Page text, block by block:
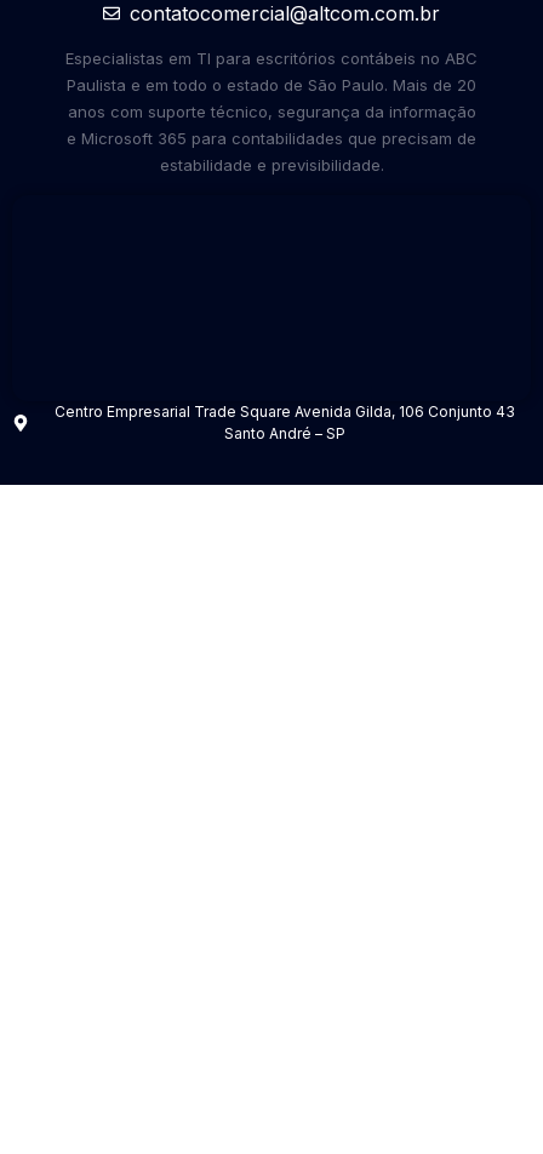
contatocomercial@altcom.com.br
Especialistas em TI para escritórios contábeis no ABC
Paulista e em todo o estado de São Paulo. Mais de 20
anos com suporte técnico, segurança da informação
e Microsoft 365 para contabilidades que precisam de
estabilidade e previsibilidade.
Centro Empresarial Trade Square Avenida Gilda, 106 Conjunto 43
Santo André – SP